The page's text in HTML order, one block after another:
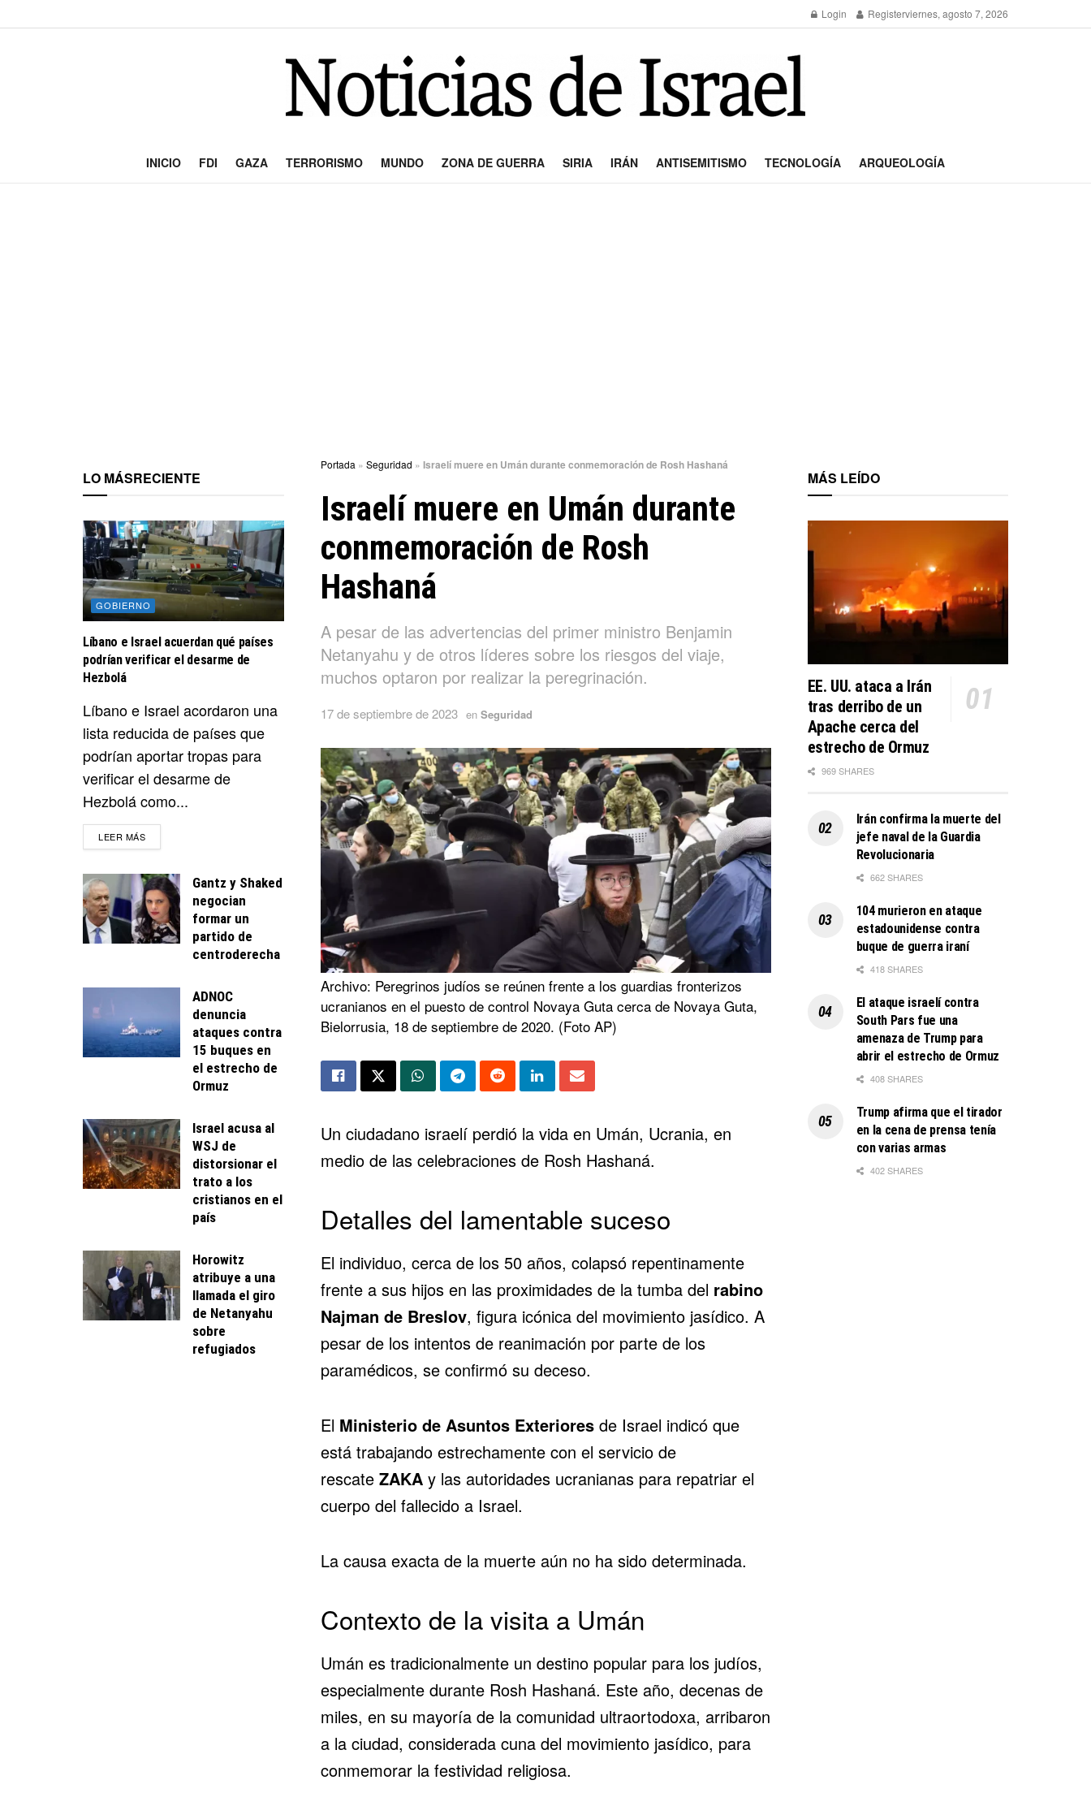
Login Registerviernes, agosto 7, 2026
INICIO FDI GAZA TERRORISMO MUNDO ZONA DE GUERRA SIRIA IRÁN ANTISEMITISMO TECNOLOGÍA ARQUEOLOGÍA
Portada » Seguridad » Israelí muere en Umán durante conmemoración de Rosh Hashaná
Israelí muere en Umán durante
conmemoración de Rosh
Hashaná
A pesar de las advertencias del primer ministro Benjamin
Netanyahu y de otros líderes sobre los riesgos del viaje,
muchos optaron por realizar la peregrinación.
17 de septiembre de 2023 en Seguridad
Archivo: Peregrinos judíos se reúnen frente a los guardias fronterizos
ucranianos en el puesto de control Novaya Guta cerca de Novaya Guta,
Bielorrusia, 18 de septiembre de 2020. (Foto AP)
Un ciudadano israelí perdió la vida en Umán, Ucrania, en
medio de las celebraciones de Rosh Hashaná.
Detalles del lamentable suceso
El individuo, cerca de los 50 años, colapsó repentinamente
frente a sus hijos en las proximidades de la tumba del rabino
Najman de Breslov, figura icónica del movimiento jasídico. A
pesar de los intentos de reanimación por parte de los
paramédicos, se confirmó su deceso.
El Ministerio de Asuntos Exterioresde Israel indicó que
está trabajando estrechamente con el servicio de
rescate ZAKAy las autoridades ucranianas para repatriar el
cuerpo del fallecido a Israel.
La causa exacta de la muerte aún no ha sido determinada.
Contexto de la visita a Umán
Umán es tradicionalmente un destino popular para los judíos,
especialmente durante Rosh Hashaná. Este año, decenas de
miles, en su mayoría de la comunidad ultraortodoxa, arribaron
a la ciudad, considerada cuna del movimiento jasídico, para
conmemorar la festividad religiosa.
LO MÁSRECIENTE
GOBIERNO
Líbano e Israel acuerdan qué países
podrían verificar el desarme de
Hezbolá
Líbano e Israel acordaron una
lista reducida de países que
podrían aportar tropas para
verificar el desarme de
Hezbolá como...
LEER MÁSDETAILS
Gantz y Shaked
negocian
formar un
partido de
centroderecha
ADNOC
denuncia
ataques contra
15 buques en
el estrecho de
Ormuz
Israel acusa al
WSJ de
distorsionar el
trato a los
cristianos en el
país
Horowitz
atribuye a una
llamada el giro
de Netanyahu
sobre
refugiados
MÁS LEÍDO
EE. UU. ataca a Irán
tras derribo de un
Apache cerca del
estrecho de Ormuz
969 SHARES
Irán confirma la muerte del
jefe naval de la Guardia
Revolucionaria
662 SHARES
104 murieron en ataque
estadounidense contra
buque de guerra iraní
418 SHARES
El ataque israelí contra
South Pars fue una
amenaza de Trump para
abrir el estrecho de Ormuz
408 SHARES
Trump afirma que el tirador
en la cena de prensa tenía
con varias armas
402 SHARES